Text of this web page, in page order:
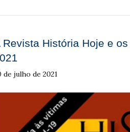
Revista História Hoje e
de julho de 2021